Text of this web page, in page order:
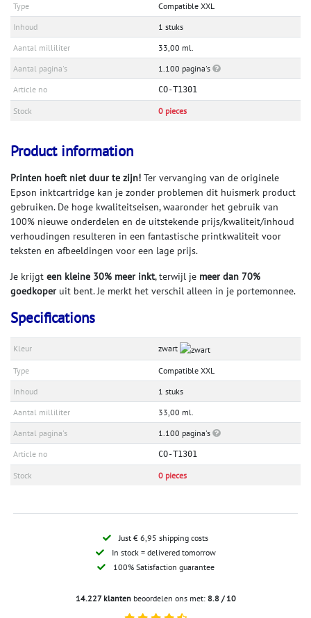
Type
Compatible XXL
Inhoud
1 stuks
Aantal milliliter
33,00 ml.
Aantal pagina's
1.100 pagina's
Article no
CO-T1301
Stock 0 pieces
Product information
Printen hoeft niet duur te zijn! Ter vervanging van de originele
Epson inktcartridge kan je zonder problemen dit huismerk product
gebruiken. De hoge kwaliteitseisen, waaronder het gebruik van
100% nieuwe onderdelen en de uitstekende prijs/kwaliteit/inhoud
verhoudingen resulteren in een fantastische printkwaliteit voor
teksten en afbeeldingen voor een lage prijs.
Je krijgt een kleine 30% meer inkt, terwijl je meer dan 70%
goedkoper uit bent. Je merkt het verschil alleen in je portemonnee.
Specifications
Kleur zwart
Type
Compatible XXL
Inhoud
1 stuks
Aantal milliliter
33,00 ml.
Aantal pagina's
1.100 pagina's
Article no
CO-T1301
Stock 0 pieces
Just € 6,95 shipping costs
In stock = delivered tomorrow
100% Satisfaction guarantee
14.227 klantenbeoordelen ons met: 8.8 / 10